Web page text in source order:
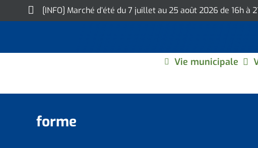
to
[INFO] Marché d’été du 7 juillet au 25 août 2026 de 16h
Vie municipale
forme